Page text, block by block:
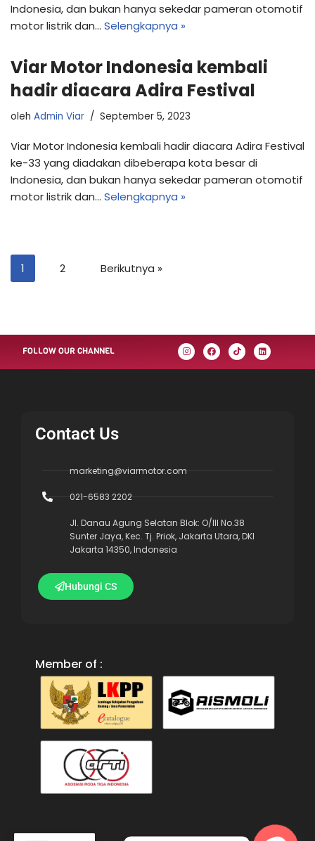
Indonesia, dan bukan hanya sekedar pameran otomotif
motor listrik dan… Selengkapnya »
Viar Motor Indonesia kembali
hadir diacara Adira Festival
oleh Admin Viar September 5, 2023
Viar Motor Indonesia kembali hadir diacara Adira Festival
ke-33 yang diadakan dibeberapa kota besar di
Indonesia, dan bukan hanya sekedar pameran otomotif
motor listrik dan… Selengkapnya »
1 2 Berikutnya »
FOLLOW OUR CHANNEL
Contact Us
marketing@viarmotor.com
021-6583 2202
Jl. Danau Agung Selatan Blok: O/III No.38
Sunter Jaya, Kec. Tj. Priok, Jakarta Utara, DKI
Jakarta 14350, Indonesia
Hubungi CS
Member of :